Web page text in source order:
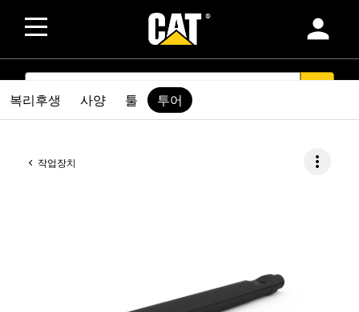
person
SEARCH
작업장치 more_vert
복리후생 사양 툴 투어